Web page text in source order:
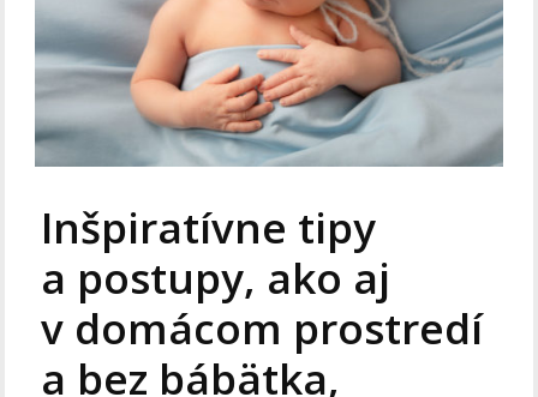
Inšpiratívne tipy
a postupy, ako aj
v domácom prostredí
a bez bábätka,